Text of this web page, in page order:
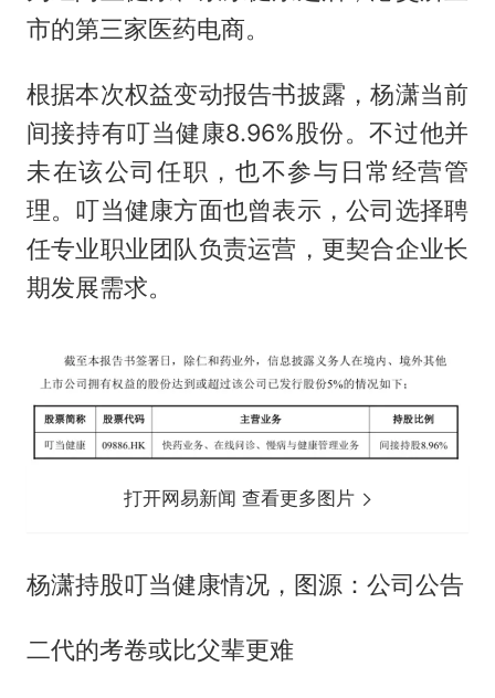
市的第三家医药电商。
根据本次权益变动报告书披露，杨潇当前
间接持有叮当健康8.96%股份。不过他并
未在该公司任职，也不参与日常经营管
理。叮当健康方面也曾表示，公司选择聘
任专业职业团队负责运营，更契合企业长
期发展需求。
打开网易新闻 查看更多图片
杨潇持股叮当健康情况，图源：公司公告
二代的考卷或比父辈更难